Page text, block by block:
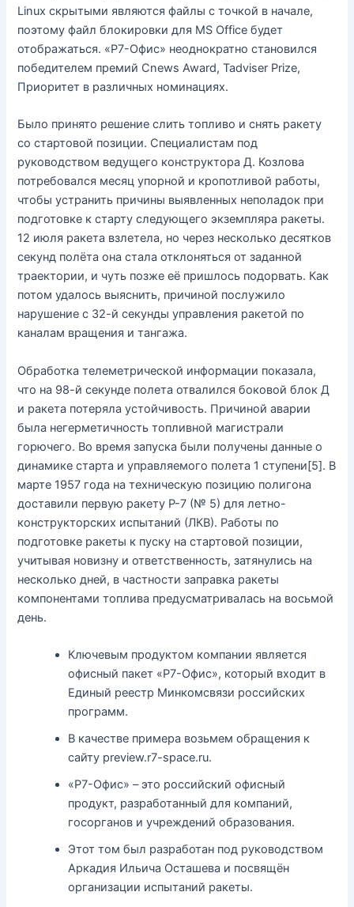
Linux скрытыми являются файлы с точкой в начале,
поэтому файл блокировки для MS Office будет
отображаться. «Р7-Офис» неоднократно становился
победителем премий Cnews Award, Tadviser Prize,
Приоритет в различных номинациях.
Было принято решение слить топливо и снять ракету
со стартовой позиции. Специалистам под
руководством ведущего конструктора Д. Козлова
потребовался месяц упорной и кропотливой работы,
чтобы устранить причины выявленных неполадок при
подготовке к старту следующего экземпляра ракеты.
12 июля ракета взлетела, но через несколько десятков
секунд полёта она стала отклоняться от заданной
траектории, и чуть позже её пришлось подорвать. Как
потом удалось выяснить, причиной послужило
нарушение с 32-й секунды управления ракетой по
каналам вращения и тангажа.
Обработка телеметрической информации показала,
что на 98-й секунде полета отвалился боковой блок Д
и ракета потеряла устойчивость. Причиной аварии
была негерметичность топливной магистрали
горючего. Во время запуска были получены данные о
динамике старта и управляемого полета 1 ступени[5]. В
марте 1957 года на техническую позицию полигона
доставили первую ракету Р-7 (№ 5) для летно-
конструкторских испытаний (ЛКВ). Работы по
подготовке ракеты к пуску на стартовой позиции,
учитывая новизну и ответственность, затянулись на
несколько дней, в частности заправка ракеты
компонентами топлива предусматривалась на восьмой
день.
Ключевым продуктом компании является
офисный пакет «Р7-Офис», который входит в
Единый реестр Минкомсвязи российских
программ.
В качестве примера возьмем обращения к
сайту preview.r7-space.ru.
«Р7-Офис» – это российский офисный
продукт, разработанный для компаний,
госорганов и учреждений образования.
Этот том был разработан под руководством
Аркадия Ильича Осташева и посвящён
организации испытаний ракеты.